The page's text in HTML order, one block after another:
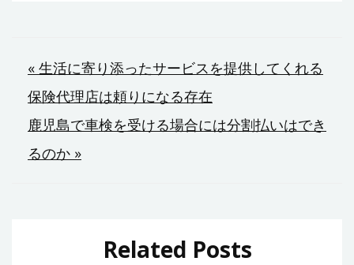
投
稿
ナ
« 生活に寄り添ったサービスを提供してくれる
保険代理店は頼りになる存在
鹿児島で車検を受ける場合には分割払いはでき
るのか »
Related Posts